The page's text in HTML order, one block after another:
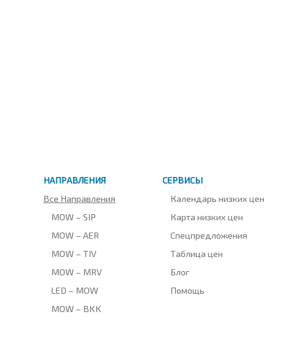
НАПРАВЛЕНИЯ
Все Направления
MOW – SIP
MOW – AER
MOW – TIV
MOW – MRV
LED – MOW
MOW – BKK
СЕРВИСЫ
Календарь низких цен
Карта низких цен
Спецпредложения
Таблица цен
Блог
Помощь